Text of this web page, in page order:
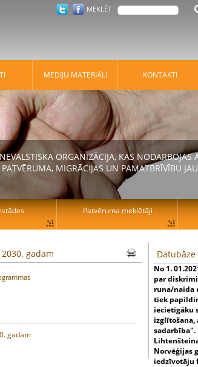
gadam
gadam
Datubāze
No 1.
par
runa/naida
tiek
iecietīgāku
izglītošana,
sadarbība".
Norvēģijas
iedzīvotāju
MEKLĒT
MEDIJU MATERIĀLI KONTAKTI
ORGANIZĀCIJA, KAS NODARBOJAS
MIGRĀCIJAS UN PAMATBRĪVĪBU
Patvēruma meklētāji